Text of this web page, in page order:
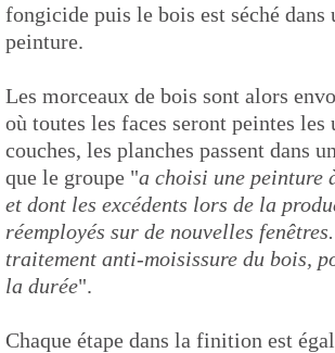
fongicide puis le bois est séché
peinture.
Les morceaux de bois sont alors
où toutes les faces seront peintes
couches, les planches passent dans
que le groupe "a choisi une peinture
et dont les excédents lors de la
réemployés sur de nouvelles
traitement anti-moisissure du bois,
la durée".
Chaque étape dans la finition est